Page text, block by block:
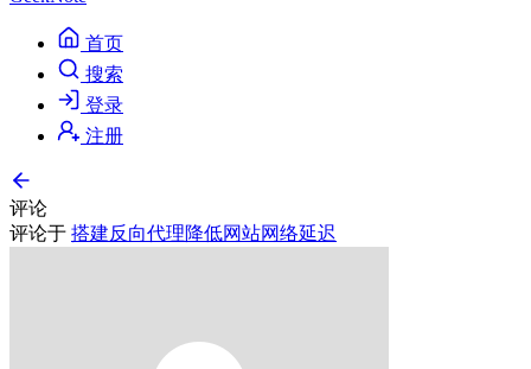
首页
搜索
登录
注册
评论
评论于 搭建反向代理降低网站网络延迟